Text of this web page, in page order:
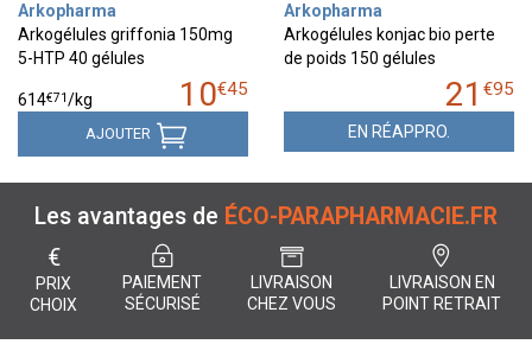
Arkopharma
Arkogélules griffonia 150mg
5-HTP 40 gélules
10€45
614€71/kg
AJOUTER
Arkopharma
Arkogélules konjac bio perte
de poids 150 gélules
21 €95
EN RÉAPPRO.
Les avantages de ÉCO-PARAPHARMACIE.FR
€
PRIX
CHOIX
PAIEMENT
SÉCURISÉ
LIVRAISON
CHEZ VOUS
LIVRAISON EN
POINT RETRAIT